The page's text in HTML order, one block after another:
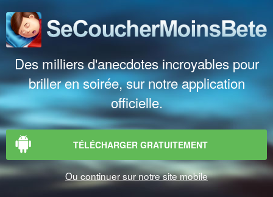
Des milliers d'anecdotes incroyables pour
briller en soirée, sur notre application
officielle.
TÉLÉCHARGER GRATUITEMENT
Ou continuer sur notre site mobile